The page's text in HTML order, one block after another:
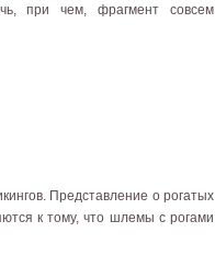
при чем, фрагмент совсем
Представление о рогатых
к тому, что шлемы с рогами